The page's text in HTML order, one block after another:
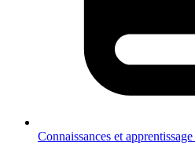
Connaissances et apprentissage